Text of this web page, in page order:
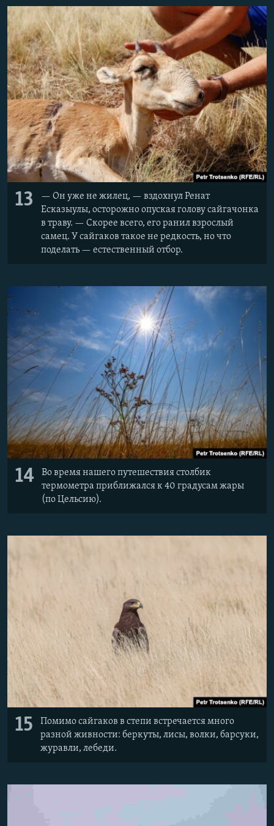
13
— Он уже не жилец, — вздохнул Ренат
Есказыулы, осторожно опуская голову сайгачонка
в траву. — Скорее всего, его ранил взрослый
самец. У сайгаков такое не редкость, но что
поделать — естественный отбор.
14
Во время нашего путешествия столбик
термометра приближался к 40 градусам жары
(по Цельсию).
15
Помимо сайгаков в степи встречается много
разной живности: беркуты, лисы, волки, барсуки,
журавли, лебеди.